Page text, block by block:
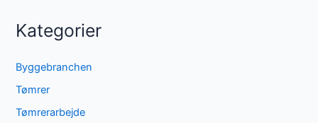
Kategorier
Byggebranchen
Tømrer
Tømrerarbejde